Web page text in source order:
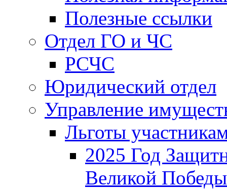
Полезные ссылки
Отдел ГО и ЧС
РСЧС
Юридический отдел
Управление
Льготы
2025 Год
Великой Победы